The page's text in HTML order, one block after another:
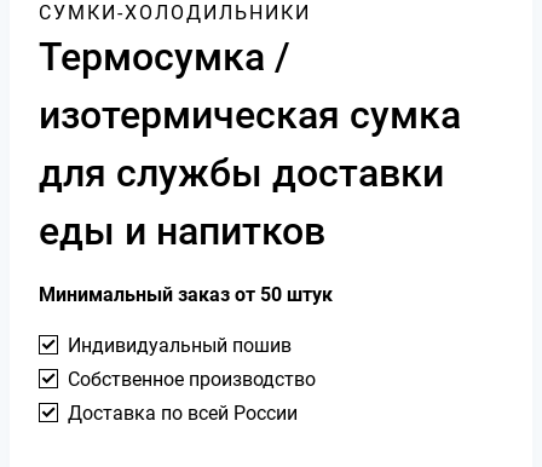
СУМКИ-ХОЛОДИЛЬНИКИ
Термосумка /
изотермическая сумка
для службы доставки
еды и напитков
Минимальный заказ от 50 штук
Индивидуальный пошив
Собственное производство
Доставка по всей России